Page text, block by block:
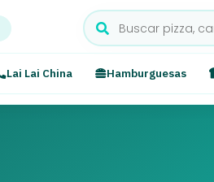
Lai Lai China Hamburguesas